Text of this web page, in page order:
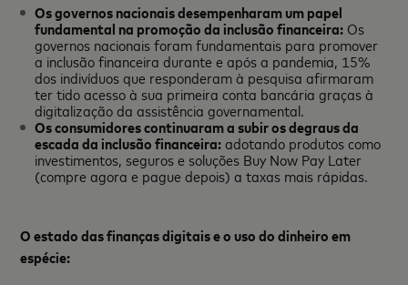
Os governos nacionais desempenharam um papel
fundamental na promoção da inclusão financeira: Os
governos nacionais foram fundamentais para promover
a inclusão financeira durante e após a pandemia, 15%
dos indivíduos que responderam à pesquisa afirmaram
ter tido acesso à sua primeira conta bancária graças à
digitalização da assistência governamental.
Os consumidores continuaram a subir os degraus da
escada da inclusão financeira:adotando produtos como
investimentos, seguros e soluções Buy Now Pay Later
(compre agora e pague depois) a taxas mais rápidas.
O estado das finanças digitais e o uso do dinheiro em
espécie: